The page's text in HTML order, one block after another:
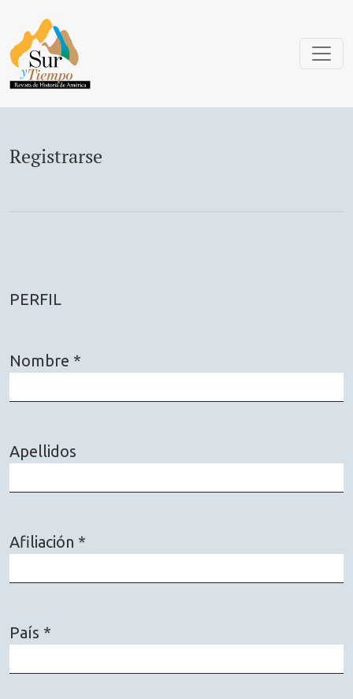
Registrarse
PERFIL
Nombre *
Apellidos
Afiliación *
País *